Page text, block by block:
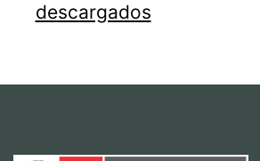
descargados